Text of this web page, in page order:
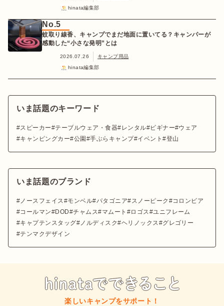
hinata編集部
No.5
蚊取り線香、キャンプでまだ地面に置いてる？キャンパーが
感動した“小さな発明”とは
2026.07.26
キャンプ用品
hinata編集部
いま話題のキーワード
スピーカー テーブルウェア・食器 レンタル ビギナー
ウェア
キャンピングカー 公園 手ぶらキャンプ イベント 登山
いま話題のブランド
ノースフェイス モンベル パタゴニア スノーピーク
コロンビア
コールマン
DOD チャムス マムート ロゴス
ユニフレーム
キャプテンスタッグ
ノルディスク ヘリノックス
グレゴリー
テンマクデザイン
楽しいキャンプをサポート！